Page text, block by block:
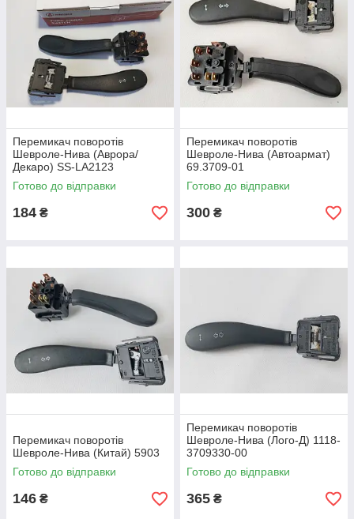
Перемикач поворотів
Шевроле-Нива (Аврора/
Декаро) SS-LA2123
Готово до відправки
184 ₴
Перемикач поворотів
Шевроле-Нива (Автoармат)
69.3709-01
Готово до відправки
300 ₴
Перемикач поворотів
Шевроле-Нива (Китай) 5903
Готово до відправки
146 ₴
Перемикач поворотів
Шевроле-Нива (Лoго-Д) 1118-
3709330-00
Готово до відправки
365 ₴